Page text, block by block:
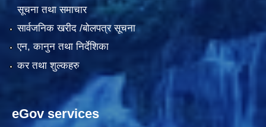
सूचना तथा समाचार
सार्वजनिक खरीद /बोलपत्र सूचना
एन, कानुन तथा निर्देशिका
कर तथा शुल्कहरु
eGov services